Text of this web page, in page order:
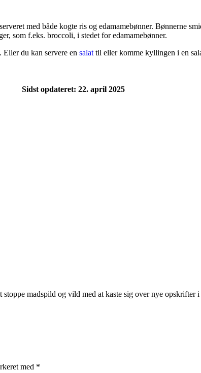
med både kogte ris og edamamebønner. Bønnerne
som f.eks. broccoli, i stedet for edamamebønner.
. Eller du kan servere en salat til eller komme kyllingen i en
Sidst opdateret: 22. april 2025
madspild og vild med at kaste sig over nye opskrifter
med *